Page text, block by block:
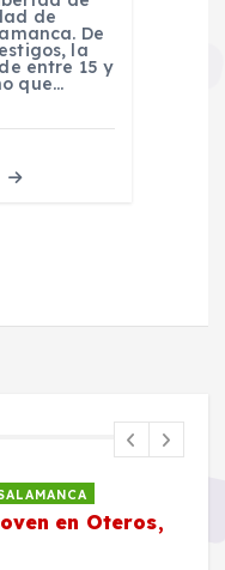
de
De
la
entre 15 y
que…
en Oteros,